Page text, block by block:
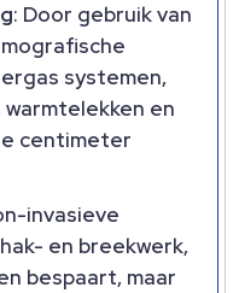
: Door gebruik van
systemen,
en
centimeter
invasieve
en breekwerk,
bespaart, maar